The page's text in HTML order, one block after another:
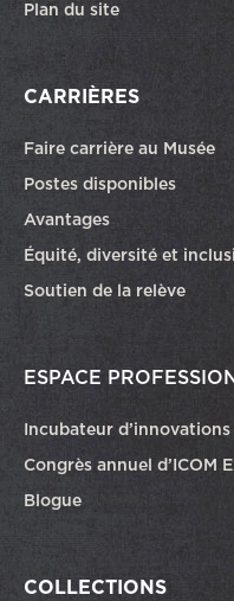
Plan du site
CARRIÈRES
Faire carrière au Musée
Postes disponiblesCe
Avantages
Équité, diversité et
Soutien de la relève
ESPACE
Incubateur d’innovations
Congrès annuel d’ICOM
Blogue
COLLECTIONS